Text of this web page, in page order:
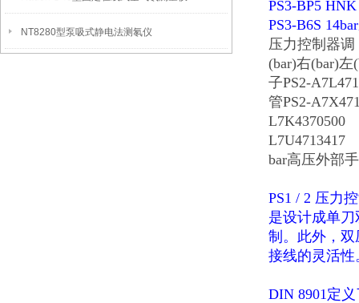
NT8280型泵吸式静电法测氡仪
PS3-BP5
PS3-B6S
压力控制器
(bar)右(bar)
子PS2-
管PS2-
L7K4370500
L7U4713417
bar高压外部
PS1 / 2 压力
是设计成单刀
制。此外，
接线的灵活性
DIN 8901定